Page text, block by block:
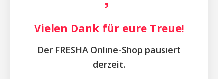
Vielen Dank für eure Treue!
Der FRESHA Online-Shop pausiert
derzeit.